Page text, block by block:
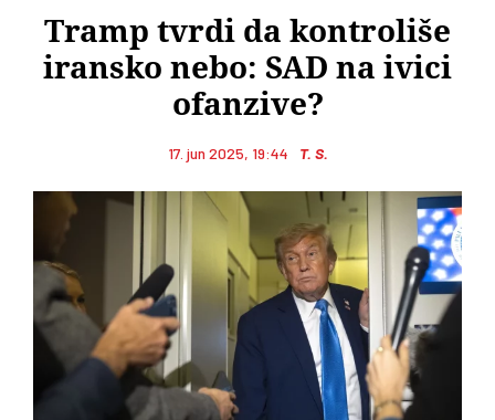
Tramp tvrdi da kontroliše
iransko nebo: SAD na ivici
ofanzive?
17. jun 2025, 19:44 T. S.